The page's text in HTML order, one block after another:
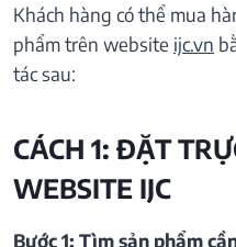
Khách hàng có thể mua
phẩm trên website ijc.vn
tác sau:
CÁCH 1: ĐẶT
WEBSITE IJC
Bước 1: Tìm sản phẩm